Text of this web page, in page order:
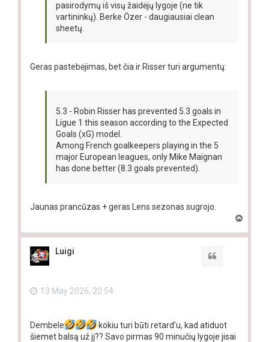
pasirodymų iš visų žaidėjų lygoje (ne tik
vartininkų). Berke Özer - daugiausiai clean
sheetų.
Geras pastebėjimas, bet čia ir Risser turi argumentų:
5.3 - Robin Risser has prevented 5.3 goals in
Ligue 1 this season according to the Expected
Goals (xG) model.
Among French goalkeepers playing in the 5
major European leagues, only Mike Maignan
has done better (8.3 goals prevented).
Jaunas prancūzas + geras Lens sezonas sugrojo.
p
Luigi
13 May 2026, 20:54
Dembele
kokiu turi būti retard’u, kad atiduot
šiemet balsą už jį?? Savo pirmas 90 minučių lygoje jisai